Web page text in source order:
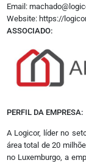
Outros
Opinião
Multimédia
Media Kit
Academy
Email:
Website: https://
ASSOCIADO:
PERFIL DA EMPRESA:
A Logicor, líder no
área total de 20
no Luxemburgo, a